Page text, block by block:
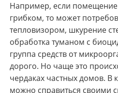
Например, если помещение
грибком, то может
тепловизором, шкурение
обработка туманом с
группа средств от
дорого. Но чаще это
чердаках частных домов. В
можно справиться своими